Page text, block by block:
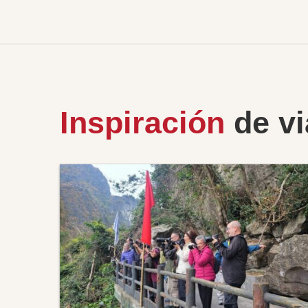
Inspiración de